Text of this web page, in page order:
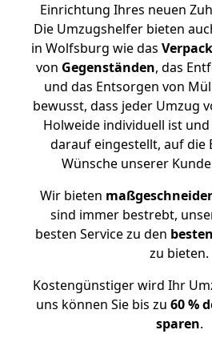
Einrichtung Ihres neuen
Die Umzugshelfer bieten
in Wolfsburg wie das
von Gegenständen, das
und das Entsorgen von
bewusst, dass jeder Umzug
Holweide individuell ist
darauf eingestellt, auf die
Wünsche unserer
Wir bieten
sind immer bestrebt,
besten Service zu den
zu bieten.
Kostengünstiger wird Ihr
uns können Sie bis zu 60 %
sparen.